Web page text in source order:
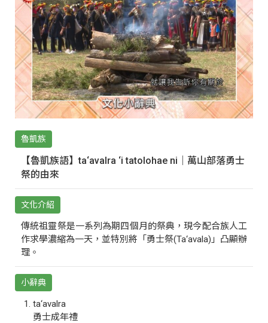
魯凱族
【魯凱族語】ta‘avalra ‘i tatolohae ni｜萬山部落勇士
祭的由來
文化介紹
傳統祖靈祭是一系列為期四個月的祭典，現今配合族人工
作求學濃縮為一天，並特別將「勇士祭(Ta‘avala)」凸顯辦
理。
小辭典
ta‘avalra
勇士成年禮